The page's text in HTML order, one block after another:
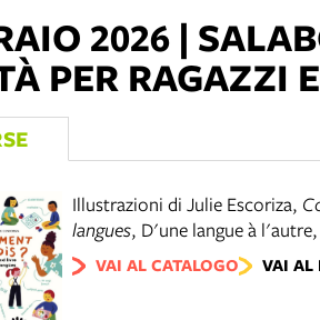
2026 |
PER RAGAZZI
Illustrazioni di Julie Escoriza,
langues, D'une langue à l'autre,
VAI AL CATALOGO VAI AL